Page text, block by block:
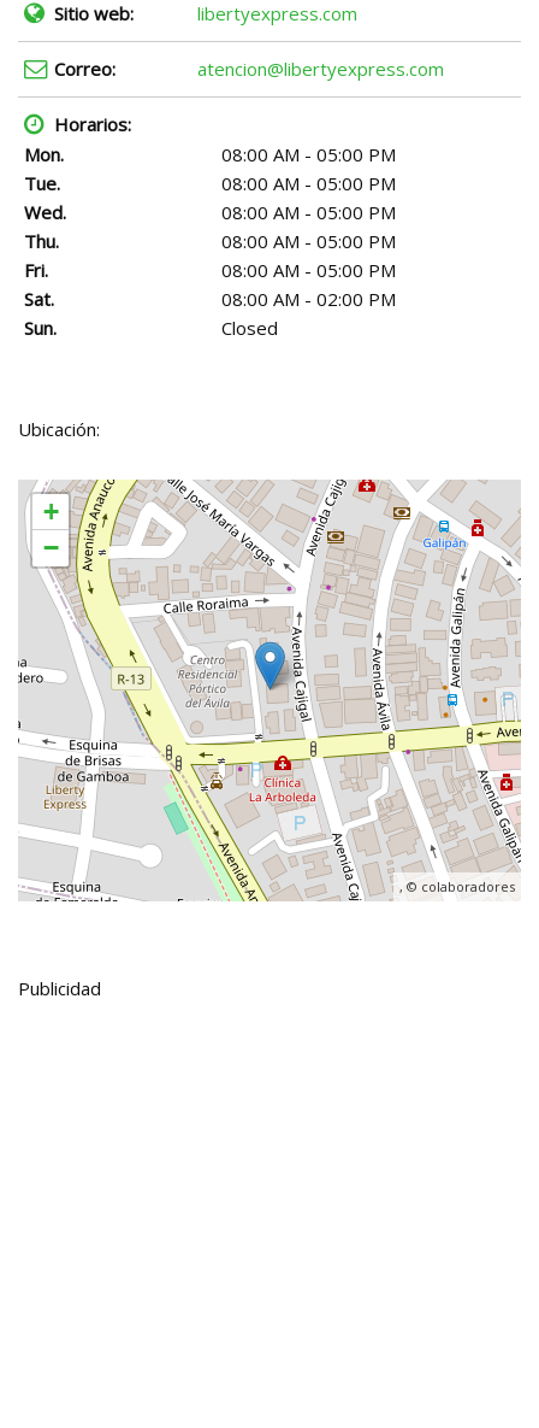
Sitio web: libertyexpress.com
Correo: atencion@libertyexpress.com
Horarios:
Mon.
08:00 AM - 05:00 PM
Tue.
08:00 AM - 05:00 PM
Wed.
08:00 AM - 05:00 PM
Thu.
08:00 AM - 05:00 PM
Fri.
08:00 AM - 05:00 PM
Sat.
08:00 AM - 02:00 PM
Sun.
Closed
Ubicación:
+
−
, © colaboradores
Publicidad